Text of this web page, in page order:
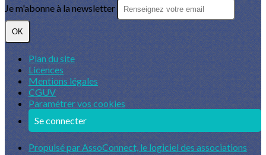
Je m'abonne à la newsletter
OK
Plan du site
Licences
Mentions légales
CGUV
Paramétrer vos cookies
Se connecter
Propulsé par AssoConnect, le logiciel des associations